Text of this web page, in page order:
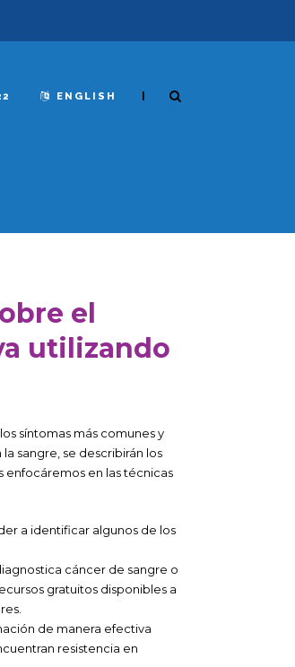
ENGLISH |
el
utilizando
síntomas más comunes y
sangre, se describirán los
enfocáremos en las técnicas
a identificar algunos de los
cáncer de sangre o
gratuitos disponibles a
de manera efectiva
resistencia en